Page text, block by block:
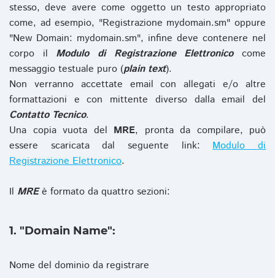
stesso, deve avere come oggetto un testo appropriato
come, ad esempio, "Registrazione mydomain.sm" oppure
"New Domain: mydomain.sm", infine deve contenere nel
corpo il Modulo di Registrazione Elettronicocome
messaggio testuale puro (plain text).
Non verranno accettate email con allegati e/o altre
formattazioni e con mittente diverso dalla email del
Contatto Tecnico.
Una copia vuota del MRE, pronta da compilare, può
essere scaricata dal seguente link:Modulo di
Registrazione Elettronico.
Il MREè formato da quattro sezioni:
1. "Domain Name":
Nome del dominio da registrare